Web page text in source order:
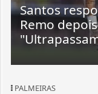
Santos
Remo
PALMEIRAS